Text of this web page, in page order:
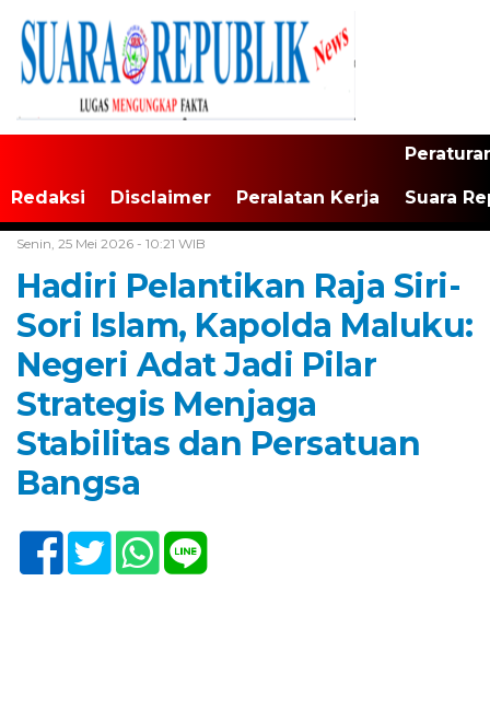
Redaksi Disclaimer Peralatan Kerja Suara
Senin, 25 Mei 2026 - 10:21 WIB
Hadiri Pelantikan Raja Siri-
Sori Islam, Kapolda Maluku:
Negeri Adat Jadi Pilar
Strategis Menjaga
Stabilitas dan Persatuan
Bangsa